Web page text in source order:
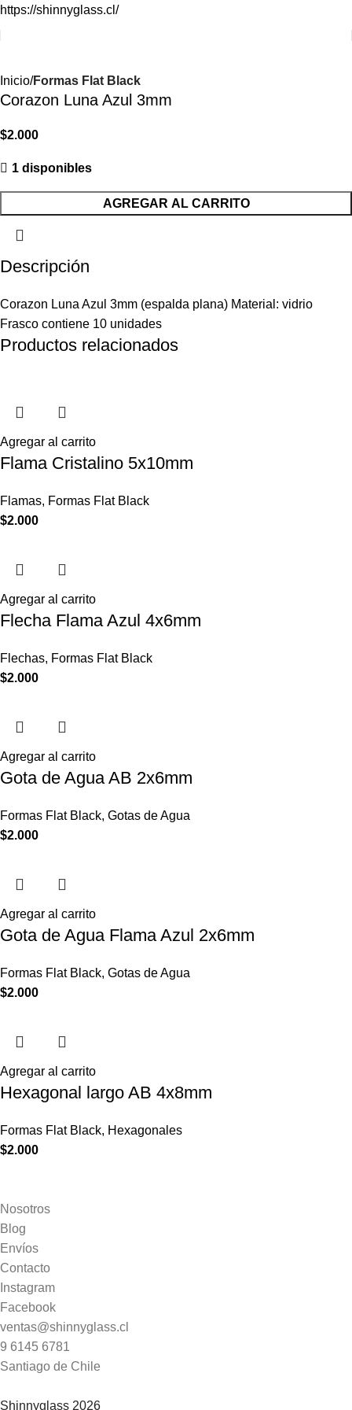
https://shinnyglass.cl/
Inicio Formas Flat Black
Corazon Luna Azul 3mm
$2.000
1 disponibles
AGREGAR AL CARRITO
Descripción
Corazon Luna Azul 3mm (espalda plana) Material: vidrio
Frasco contiene 10 unidades
Productos relacionados
Agregar al carrito
Flama Cristalino 5x10mm
Flamas, Formas Flat Black
$2.000
Agregar al carrito
Flecha Flama Azul 4x6mm
Flechas, Formas Flat Black
$2.000
Agregar al carrito
Gota de Agua AB 2x6mm
Formas Flat Black, Gotas de Agua
$2.000
Agregar al carrito
Gota de Agua Flama Azul 2x6mm
Formas Flat Black, Gotas de Agua
$2.000
Agregar al carrito
Hexagonal largo AB 4x8mm
Formas Flat Black, Hexagonales
$2.000
Nosotros
Blog
Envíos
Contacto
Instagram
Facebook
ventas@shinnyglass.cl
9 6145 6781
Santiago de Chile
Shinnyglass 2026